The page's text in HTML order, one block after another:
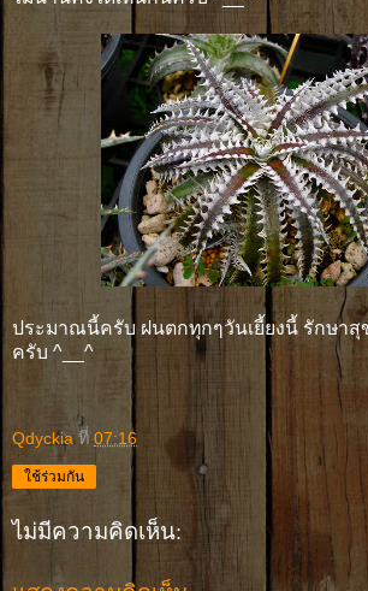
ประมาณนี้ครับ ฝนตกทุกๆวันเยี้ยงนี้ รักษาสุ
ครับ ^__^
Qdyckia ที่ 07:16
ใช้ร่วมกัน
ไม่มีความคิดเห็น: